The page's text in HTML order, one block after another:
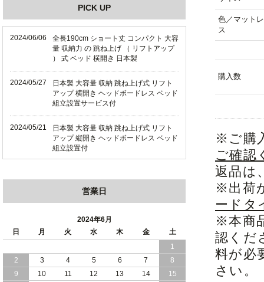
色／マットレ
ス
購入数
※ご購
ご確認
返品は
※出荷
ードタ
※本商
認くだ
料が必
さい。
PICK UP
2024/06/06
全長190cm ショート丈 コンパクト 大容
量 収納力 の 跳ね上げ （ リフトアップ
） 式 ベッド 横開き 日本製
2024/05/27
日本製 大容量 収納 跳ね上げ式 リフト
アップ 横開き ヘッドボードレス ベッド
組立設置サービス付
2024/05/21
日本製 大容量 収納 跳ね上げ式 リフト
アップ 縦開き ヘッドボードレス ベッド
組立設置付
ド 組立設置 付き
日本製 収納 跳ね上げ式 リフトアップ
ベッド 縦開き ヘッドボード 組立設置サ
ービス付き
2024/04/23
すのこ の 床板 簡単 軽い コンパクトな
大容量 収納 跳ね上げ式 ベッド
営業日
2024年6月
日
月 火 水 木 金
土
1
2
3 4 5 6 7
8
9
10 11 12 13 14
15